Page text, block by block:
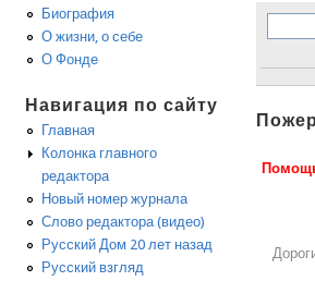
Биография
О жизни, о себе
О Фонде
Навигация по сайту
Главная
Колонка главного
редактора
Новый номер журнала
Слово редактора (видео)
Русский Дом 20 лет назад
Русский взгляд